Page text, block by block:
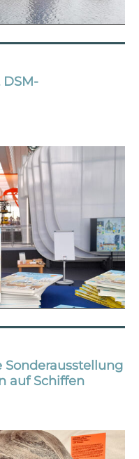
Sonderausstellung
auf Schiffen